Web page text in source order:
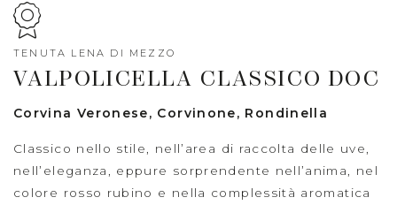
TENUTA LENA DI MEZZO
VALPOLICELLA CLASSICO DOC
Corvina Veronese, Corvinone, Rondinella
Classico nello stile, nell’area di raccolta delle uve,
nell’eleganza, eppure sorprendente nell’anima, nel
colore rosso rubino e nella complessità aromatica